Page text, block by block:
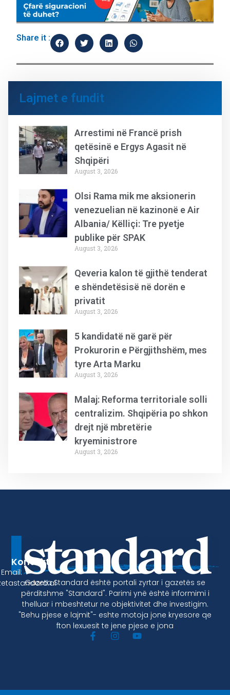
Share it :
Lajmet e fundit
Arrestimi në Francë prish
qetësinë e Ergys Agasit në
Shqipëri
August 3, 2026
Olsi Rama mik me aksionerin
venezuelian në kazinonë e Air
Albania/ Këlliçi: Tre pyetje
publike për SPAK
August 3, 2026
Qeveria kalon të gjithë tenderat
e shëndetësisë në dorën e
privatit
August 3, 2026
5 kandidatë në garë për
Prokurorin e Përgjithshëm, mes
tyre Arta Marku
August 3, 2026
Malaj: Reforma territoriale solli
centralizim. Shqipëria po shkon
drejt një mbretërie
kryeministrore
August 3, 2026
Gazeta Standard është portali zyrtar i gazetës se
përditshme "Standard". Parimi ynë është informimi i
thelluar i mbeshtetur ne objektivitet dhe investigim.
"Behu pjese e lajmit"- eshte motoja jone kryesore qe
fton lexuesit te jene pjese e jona
Kontakt
Email: